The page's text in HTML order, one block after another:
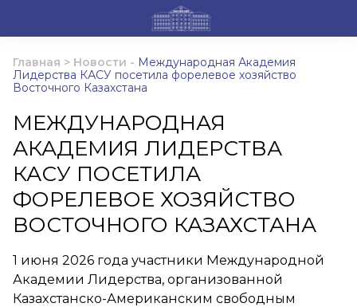
Главная > Новости - Международная Академия
Лидерства КАСУ посетила форелевое хозяйство
Восточного Казахстана
МЕЖДУНАРОДНАЯ
АКАДЕМИЯ ЛИДЕРСТВА
КАСУ ПОСЕТИЛА
ФОРЕЛЕВОЕ ХОЗЯЙСТВО
ВОСТОЧНОГО КАЗАХСТАНА
1 июня 2026 года участники Международной
Академии Лидерства, организованной
Казахстанско-Американским свободным